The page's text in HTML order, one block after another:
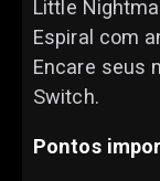
Little
Espiral com
Encare seus
Switch.
Pontos